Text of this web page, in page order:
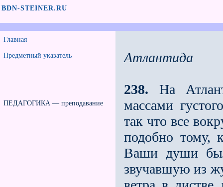
BDN-STEINER.RU
Главная
Предметный указатель
ПЕДАГОГИКА — преподавание
Атлантида
238. На
массами
так что все
подобно тому,
Ваши души
звучавшую из